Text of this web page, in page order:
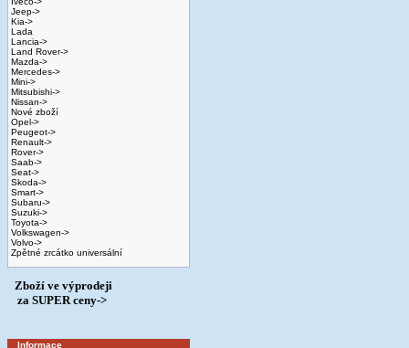
Jeep->
Kia->
Lada
Lancia->
Land Rover->
Mazda->
Mercedes->
Mini->
Mitsubishi->
Nissan->
Nové zboží
Opel->
Peugeot->
Renault->
Rover->
Saab->
Seat->
Skoda->
Smart->
Subaru->
Suzuki->
Toyota->
Volkswagen->
Volvo->
Zpětné zrcátko universální
Zboží ve výprodeji
­ za SUPER ceny->
Informace